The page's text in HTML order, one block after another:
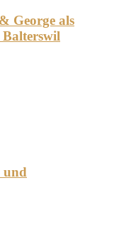
George als
Balterswil
und